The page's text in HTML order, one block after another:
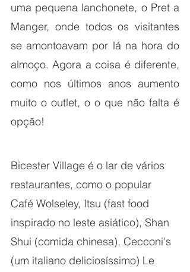
uma pequena lanchonete, o Pret a
Manger, onde todos os visitantes
se amontoavam por lá na hora do
almoço. Agora a coisa é diferente,
como nos últimos anos aumento
muito o outlet, o o que não falta é
opção!
Bicester Village é o lar de vários
restaurantes, como o popular
Café Wolseley, Itsu (fast food
inspirado no leste asiático), Shan
Shui (comida chinesa), Cecconi's
(um italiano deliciosíssimo) Le